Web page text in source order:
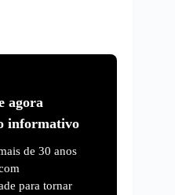
agora
informativo
de 30 anos
para tornar